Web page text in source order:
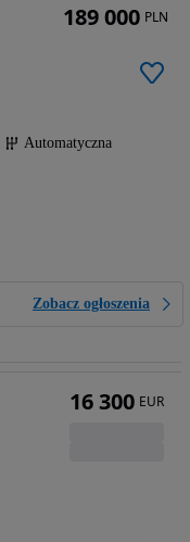
Automatyczna
Zobacz ogłoszenia
189 000 PLN
16 300 EUR